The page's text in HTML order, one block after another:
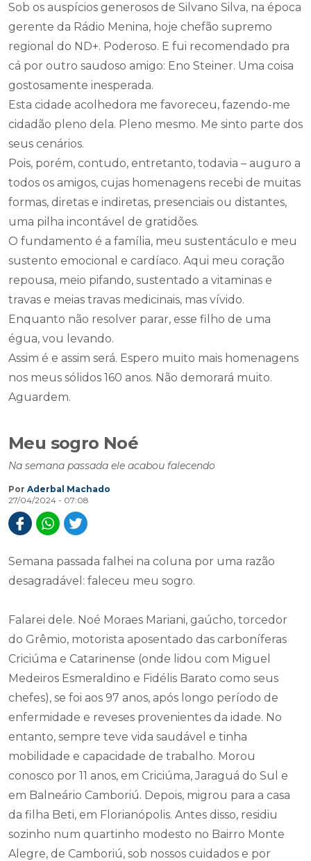
Sob os auspícios generosos de Silvano Silva, na época
gerente da Rádio Menina, hoje chefão supremo
regional do ND+. Poderoso. E fui recomendado pra
cá por outro saudoso amigo: Eno Steiner. Uma coisa
gostosamente inesperada.
Esta cidade acolhedora me favoreceu, fazendo-me
cidadão pleno dela. Pleno mesmo. Me sinto parte dos
seus cenários.
Pois, porém, contudo, entretanto, todavia – auguro a
todos os amigos, cujas homenagens recebi de muitas
formas, diretas e indiretas, presenciais ou distantes,
uma pilha incontável de gratidões.
O fundamento é a família, meu sustentáculo e meu
sustento emocional e cardíaco. Aqui meu coração
repousa, meio pifando, sustentado a vitaminas e
travas e meias travas medicinais, mas vívido.
Enquanto não resolver parar, esse filho de uma
égua, vou levando.
Assim é e assim será. Espero muito mais homenagens
nos meus sólidos 160 anos. Não demorará muito.
Aguardem.
Meu sogro Noé
Na semana passada ele acabou falecendo
Por Aderbal Machado
27/04/2024 - 07:08
Semana passada falhei na coluna por uma razão
desagradável: faleceu meu sogro.
Falarei dele. Noé Moraes Mariani, gaúcho, torcedor
do Grêmio, motorista aposentado das carboníferas
Criciúma e Catarinense (onde lidou com Miguel
Medeiros Esmeraldino e Fidélis Barato como seus
chefes), se foi aos 97 anos, após longo período de
enfermidade e reveses provenientes da idade. No
entanto, sempre teve vida saudável e tinha
mobilidade e capacidade de trabalho. Morou
conosco por 11 anos, em Criciúma, Jaraguá do Sul e
em Balneário Camboriú. Depois, migrou para a casa
da filha Beti, em Florianópolis. Antes disso, residiu
sozinho num quartinho modesto no Bairro Monte
Alegre, de Camboriú, sob nossos cuidados e por